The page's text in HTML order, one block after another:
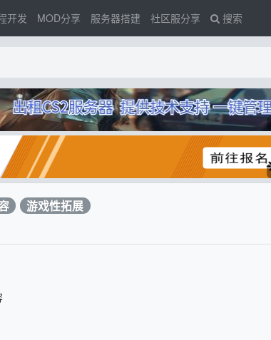
开发 MOD分享 服务器搭建 社区服分享 搜索
游戏性拓展